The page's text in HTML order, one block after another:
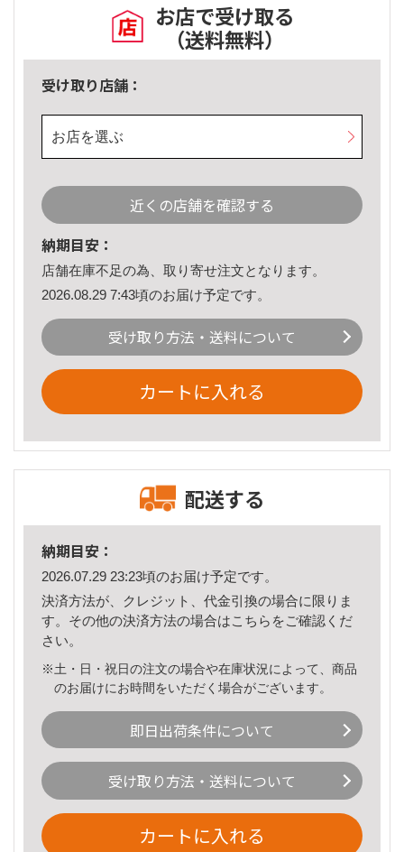
お店で受け取る
（送料無料）
受け取り店舗：
お店を選ぶ
近くの店舗を確認する
納期目安：
店舗在庫不足の為、取り寄せ注文となります。
2026.08.29 7:43頃のお届け予定です。
受け取り方法・送料について
カートに入れる
配送する
納期目安：
2026.07.29 23:23頃のお届け予定です。
決済方法が、クレジット、代金引換の場合に限りま
す。その他の決済方法の場合はこちら をご確認くだ
さい。
※土・日・祝日の注文の場合や在庫状況によって、商品
のお届けにお時間をいただく場合がございます。
即日出荷条件について
受け取り方法・送料について
カートに入れる